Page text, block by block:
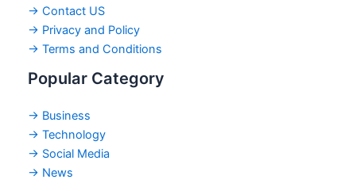
→ Contact US
→ Privacy and Policy
→ Terms and Conditions
Popular Category
→ Business
→ Technology
→ Social Media
→ News